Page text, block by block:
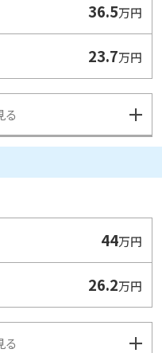
36.5万円
23.7万円
る
44万円
26.2万円
る